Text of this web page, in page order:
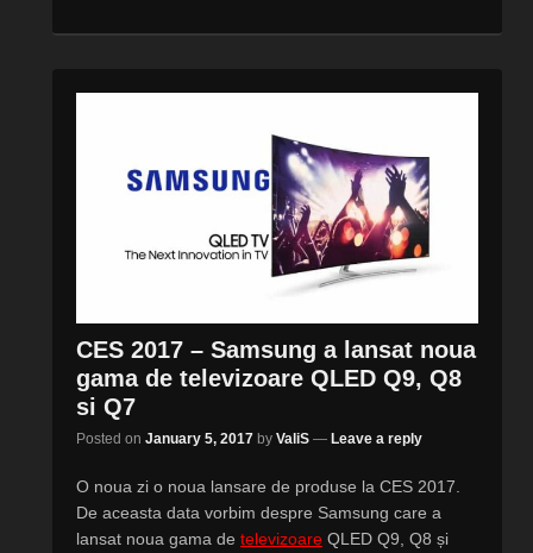
CES 2017 – Samsung a lansat noua
gama de televizoare QLED Q9, Q8
si Q7
Posted on January 5, 2017 by ValiS — Leave a reply
O noua zi o noua lansare de produse la CES 2017.
De aceasta data vorbim despre Samsung care a
lansat noua gama de televizoare QLED Q9, Q8 și